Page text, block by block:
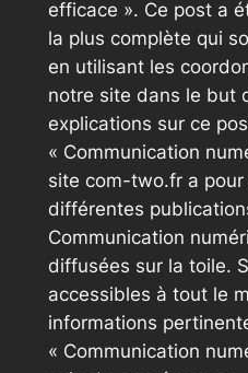
efficace ». Ce post a
la plus complète qui
en utilisant les
notre site dans le but
explications sur ce
« Communication
site com-two.fr a
différentes
Communication
diffusées sur la toile.
accessibles à tout le
informations
« Communication